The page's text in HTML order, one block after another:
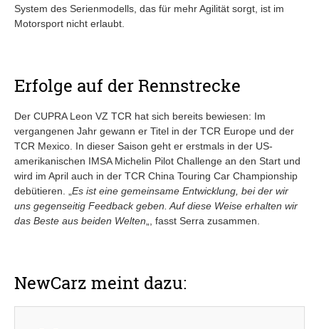
System des Serienmodells, das für mehr Agilität sorgt, ist im
Motorsport nicht erlaubt.
Erfolge auf der Rennstrecke
Der CUPRA Leon VZ TCR hat sich bereits bewiesen: Im
vergangenen Jahr gewann er Titel in der TCR Europe und der
TCR Mexico. In dieser Saison geht er erstmals in der US-
amerikanischen IMSA Michelin Pilot Challenge an den Start und
wird im April auch in der TCR China Touring Car Championship
debütieren. „ Es ist eine gemeinsame Entwicklung, bei der wir
uns gegenseitig Feedback geben. Auf diese Weise erhalten wir
das Beste aus beiden Welten „, fasst Serra zusammen.
NewCarz meint dazu: